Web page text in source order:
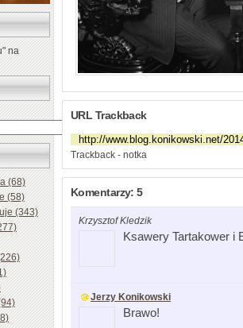
na
(68)
(58)
(343)
URL Trackback
Trackback - notka
Komentarzy: 5
Krzysztof Kledzik
Ksawery Tartakower i
Jerzy Konikowski
Brawo!